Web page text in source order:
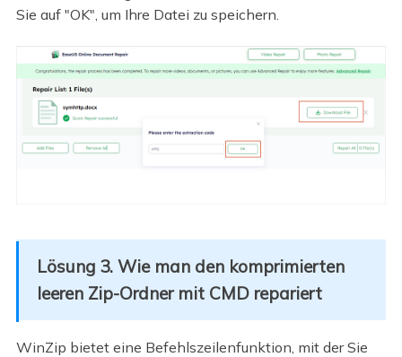
Sie auf "OK", um Ihre Datei zu speichern.
Lösung 3. Wie man den komprimierten
leeren Zip-Ordner mit CMD repariert
WinZip bietet eine Befehlszeilenfunktion, mit der Sie